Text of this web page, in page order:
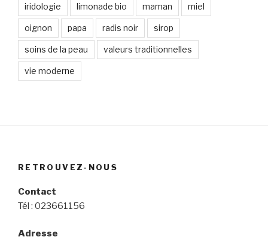
iridologie limonade bio maman miel
oignon papa radis noir sirop
soins de la peau valeurs traditionnelles
vie moderne
RETROUVEZ-NOUS
Contact
Tél : 023661156
Adresse